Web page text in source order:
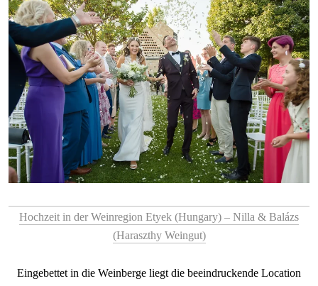
Hochzeit in der Weinregion Etyek (Hungary) – Nilla & Balázs
(Haraszthy Weingut)
Eingebettet in die Weinberge liegt die beeindruckende Location